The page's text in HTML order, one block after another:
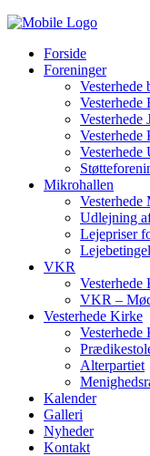
Forside
Foreninger
Vesterhede
Vesterhede
Vesterhede
Mikrohallen
Vesterhede
Udlejning
Lejepriser
VKR
Vesterhede
VKR –
Vesterhede Kirke
Vesterhede
Alterpartiet
Kalender
Galleri
Nyheder
Kontakt